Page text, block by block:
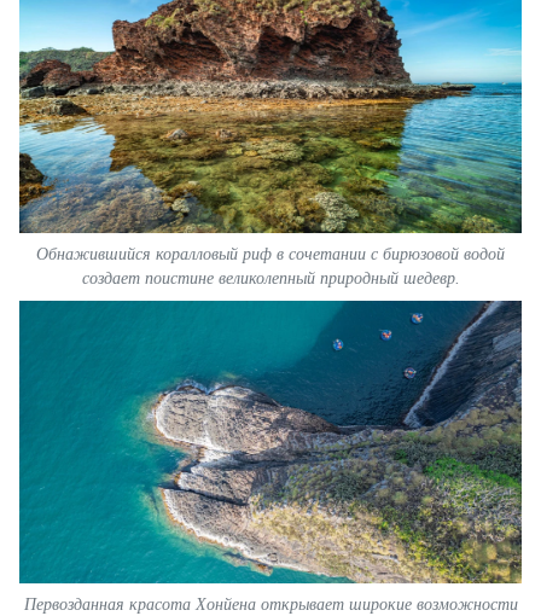
Обнажившийся коралловый риф в сочетании с бирюзовой водой
создает поистине великолепный природный шедевр.
Первозданная красота Хонйена открывает широкие возможности